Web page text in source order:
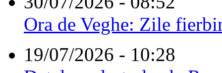
Ora de Veghe: Zile
19/07/2026 - 10:28